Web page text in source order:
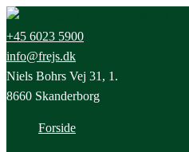
+45 6023 5900
info@frejs.dk
Niels Bohrs Vej 31, 1.
8660 Skanderborg
Forside